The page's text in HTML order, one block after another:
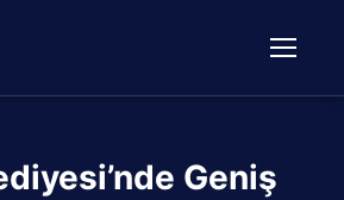
Geniş